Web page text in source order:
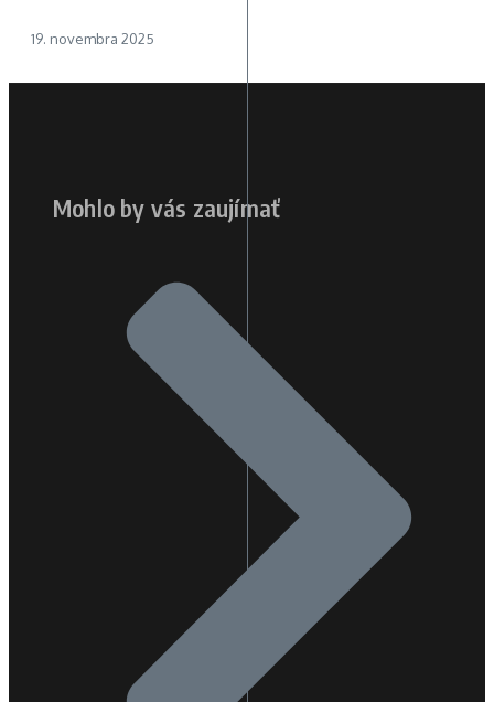
19. novembra 2025
Mohlo by vás zaujímať